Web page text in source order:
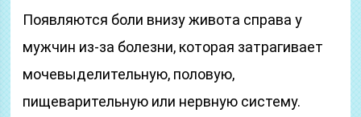
Появляются боли внизу живота справа у
мужчин из-за болезни, которая затрагивает
мочевыделительную, половую,
пищеварительную или нервную систему.